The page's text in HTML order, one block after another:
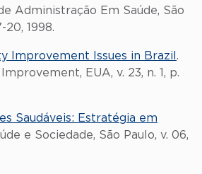
Administração Em Saúde, São
20, 1998.
Improvement Issues in Brazil .
EUA, v. 23, n. 1, p.
Saudáveis: Estratégia em
e Sociedade, São Paulo, v. 06,